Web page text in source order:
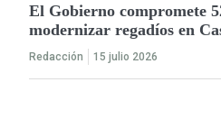
El Gobierno compromete
modernizar regadíos en
Redacción 15 julio 2026